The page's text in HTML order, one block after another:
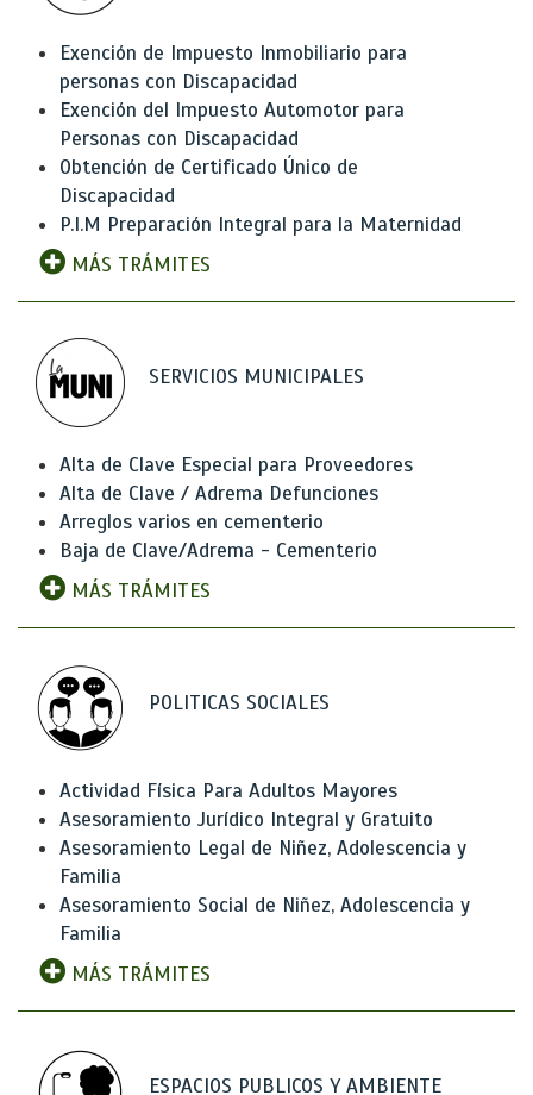
Exención de Impuesto Inmobiliario para
personas con Discapacidad
Exención del Impuesto Automotor para
Personas con Discapacidad
Obtención de Certificado Único de
Discapacidad
P.I.M Preparación Integral para la Maternidad
MÁS TRÁMITES
SERVICIOS MUNICIPALES
Alta de Clave Especial para Proveedores
Alta de Clave / Adrema Defunciones
Arreglos varios en cementerio
Baja de Clave/Adrema - Cementerio
MÁS TRÁMITES
POLITICAS SOCIALES
Actividad Física Para Adultos Mayores
Asesoramiento Jurídico Integral y Gratuito
Asesoramiento Legal de Niñez, Adolescencia y
Familia
Asesoramiento Social de Niñez, Adolescencia y
Familia
MÁS TRÁMITES
ESPACIOS PUBLICOS Y AMBIENTE